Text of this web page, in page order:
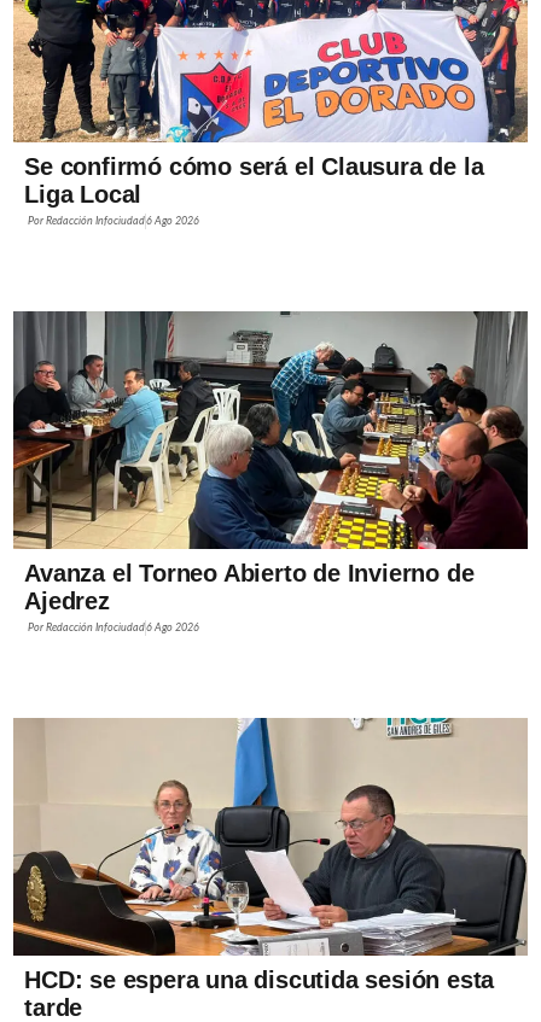
Se confirmó cómo será el Clausura de la
Liga Local
PorRedacción Infociudad6 Ago 2026
Avanza el Torneo Abierto de Invierno de
Ajedrez
PorRedacción Infociudad6 Ago 2026
HCD: se espera una discutida sesión esta
tarde